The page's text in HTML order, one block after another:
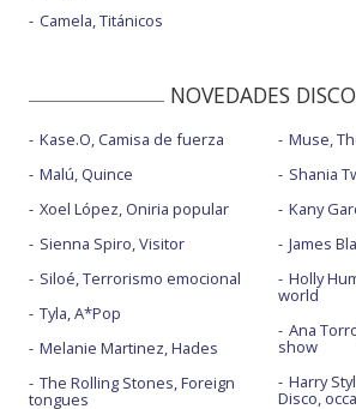
Camela, Titánicos
NOVEDADES
Kase.O, Camisa de fuerza
Malú, Quince
Xoel López, Oniria popular
Sienna Spiro, Visitor
Siloé, Terrorismo emocional
Tyla, A*Pop
Melanie Martinez, Hades
The Rolling Stones, Foreign
tongues
Muse,
Shania
Kany
James
Holly
world
Ana
show
Harry
Disco,